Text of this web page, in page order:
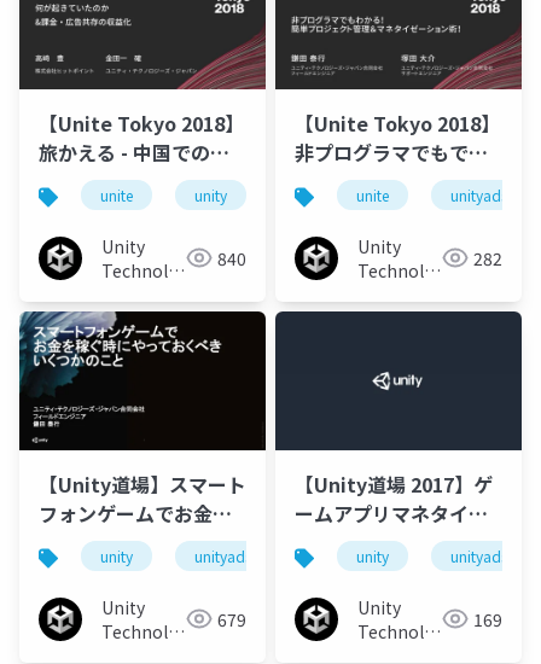
【Unite Tokyo 2018】
旅かえる - 中国でのヒ
ットとともに何が起き
ていたのか&amp;課
金・広告共存の収益化
unite unity unityads unite tokyo 2018
Unity
Technologies 840
【Unite Tokyo 2018】
非プログラマでもでき
る！簡単プロジェクト
管理＆マネタイゼーシ
ョン術！
unite unityads
Unity
Technologies 282
【Unity道場】スマート
フォンゲームでお金を
稼ぐときにやっておく
べきいくつかのこと
unity unityads unityiap unitydojo
Unity
Technologies 679
【Unity道場 2017】ゲ
ームアプリマネタイズ
の最前線 ~GDCのマネ
タイズ関連講演まとめ~
unity unityads
Unity
Technologies 169